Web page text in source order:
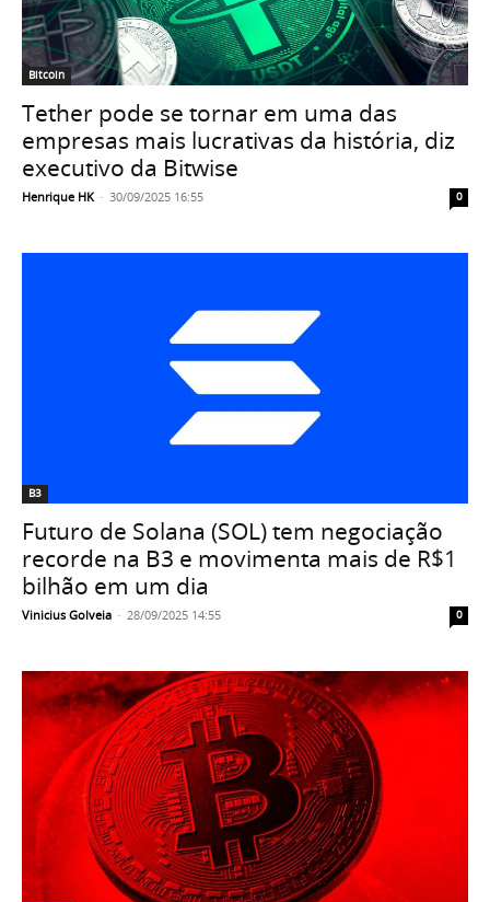
Bitcoin
Tether pode se tornar em uma das
empresas mais lucrativas da história, diz
executivo da Bitwise
Henrique HK - 30/09/2025 16:55 0
B3
Futuro de Solana (SOL) tem negociação
recorde na B3 e movimenta mais de R$1
bilhão em um dia
Vinicius Golveia - 28/09/2025 14:55 0